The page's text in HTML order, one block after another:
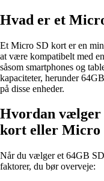
Hvad er et
Et Micro SD kort er en
at være kompatibelt med
såsom smartphones og
kapaciteter, herunder
på disse enheder.
Hvordan vælger
kort eller Micro
Når du vælger et 64GB
faktorer, du bør overveje: